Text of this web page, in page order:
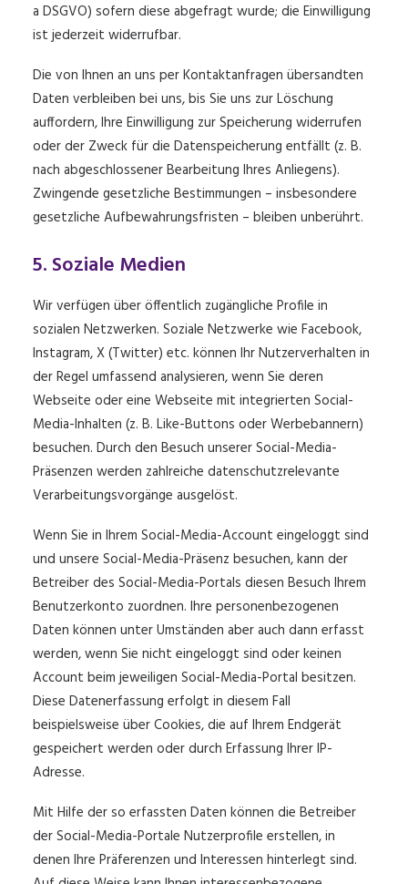
a DSGVO) sofern diese abgefragt wurde; die Einwilligung
ist jederzeit widerrufbar.
Die von Ihnen an uns per Kontaktanfragen übersandten
Daten verbleiben bei uns, bis Sie uns zur Löschung
auffordern, Ihre Einwilligung zur Speicherung widerrufen
oder der Zweck für die Datenspeicherung entfällt (z. B.
nach abgeschlossener Bearbeitung Ihres Anliegens).
Zwingende gesetzliche Bestimmungen – insbesondere
gesetzliche Aufbewahrungsfristen – bleiben unberührt.
5. Soziale Medien
Wir verfügen über öffentlich zugängliche Profile in
sozialen Netzwerken. Soziale Netzwerke wie Facebook,
Instagram, X (Twitter) etc. können Ihr Nutzerverhalten in
der Regel umfassend analysieren, wenn Sie deren
Webseite oder eine Webseite mit integrierten Social-
Media-Inhalten (z. B. Like-Buttons oder Werbebannern)
besuchen. Durch den Besuch unserer Social-Media-
Präsenzen werden zahlreiche datenschutzrelevante
Verarbeitungsvorgänge ausgelöst.
Wenn Sie in Ihrem Social-Media-Account eingeloggt sind
und unsere Social-Media-Präsenz besuchen, kann der
Betreiber des Social-Media-Portals diesen Besuch Ihrem
Benutzerkonto zuordnen. Ihre personenbezogenen
Daten können unter Umständen aber auch dann erfasst
werden, wenn Sie nicht eingeloggt sind oder keinen
Account beim jeweiligen Social-Media-Portal besitzen.
Diese Datenerfassung erfolgt in diesem Fall
beispielsweise über Cookies, die auf Ihrem Endgerät
gespeichert werden oder durch Erfassung Ihrer IP-
Adresse.
Mit Hilfe der so erfassten Daten können die Betreiber
der Social-Media-Portale Nutzerprofile erstellen, in
denen Ihre Präferenzen und Interessen hinterlegt sind.